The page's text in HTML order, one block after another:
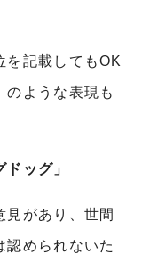
を記載してもOK
のような表現も
ッグ」
見があり、世間
認められないた